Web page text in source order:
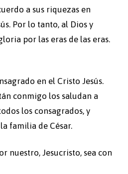
a sus riquezas en
Por lo tanto, al Dios y
por las eras de las eras.
en el Cristo Jesús.
conmigo los saludan a
los consagrados, y
familia de César.
nuestro, Jesucristo, sea con